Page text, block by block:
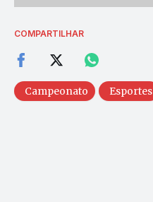
COMPARTILHAR
Campeonato Esportes